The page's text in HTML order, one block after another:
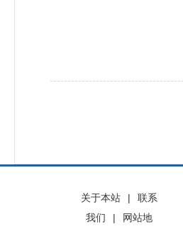
关于本站 |
联系
我们
| 网站地